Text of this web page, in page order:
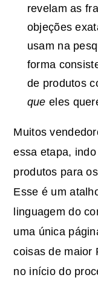
revelam as
objeções
usam na
forma
de produtos
que eles
Muitos
essa etapa,
produtos para
Esse é um
linguagem do
uma única
coisas de maior
no início do